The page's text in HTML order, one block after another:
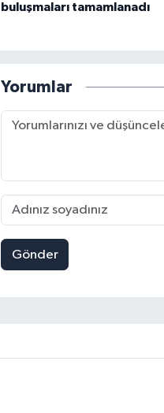
buluşmaları tamamlanadı
Yorumlar
Gönder